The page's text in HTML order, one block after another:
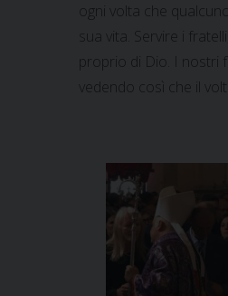
ogni volta che
sua vita. Servire i
proprio di Dio. I nostri
vedendo così che il